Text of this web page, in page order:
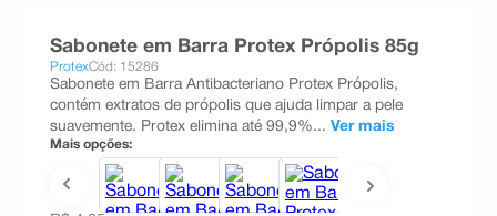
Sabonete em Barra Protex Própolis 85g
ProtexCód: 15286
Sabonete em Barra Antibacteriano Protex Própolis,
contém extratos de própolis que ajuda limpar a pele
suavemente. Protex elimina até 99,9%... Ver mais
Mais opções:
esmalte
10ºabsorvente